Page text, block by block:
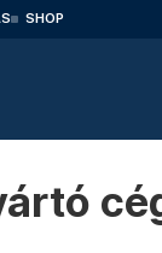
SHOP